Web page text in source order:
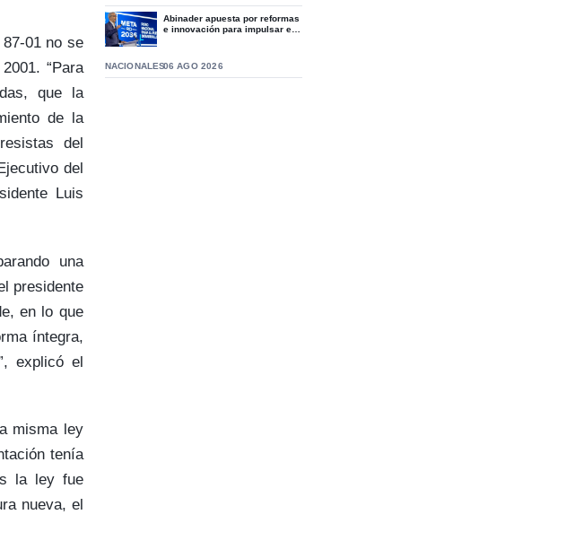
01 no se
“Para
que la
de la
del
del
Luis
una
presidente
en lo que
íntegra,
explicó el
misma ley
tenía
la ley fue
nueva, el
Abinader apuesta por reformas
e innovación para impulsar el
NACIONALES06 AGO 2026